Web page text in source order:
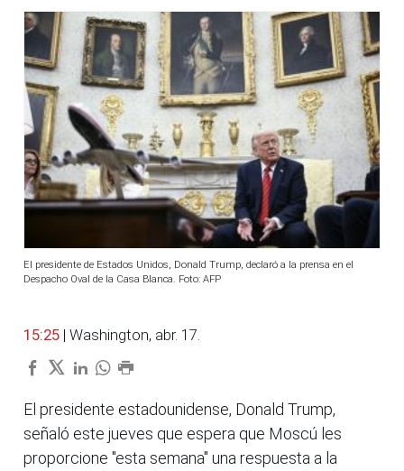
El presidente de Estados Unidos, Donald Trump, declaró a la prensa en el
Despacho Oval de la Casa Blanca. Foto: AFP
15:25 | Washington, abr. 17.
El presidente estadounidense, Donald Trump,
señaló este jueves que espera que Moscú les
proporcione "esta semana" una respuesta a la